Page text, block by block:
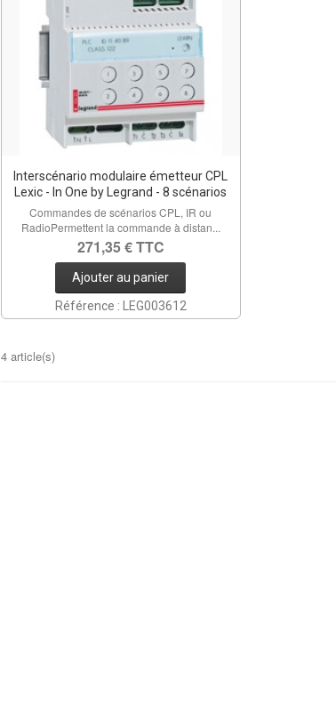
Interscénario modulaire émetteur CPL
Lexic - In One by Legrand - 8 scénarios
Commandes de scénarios CPL, IR ou
RadioPermettent la commande à distan...
271,35 € TTC
Ajouter au panier
Référence : LEG003612
4 article(s)